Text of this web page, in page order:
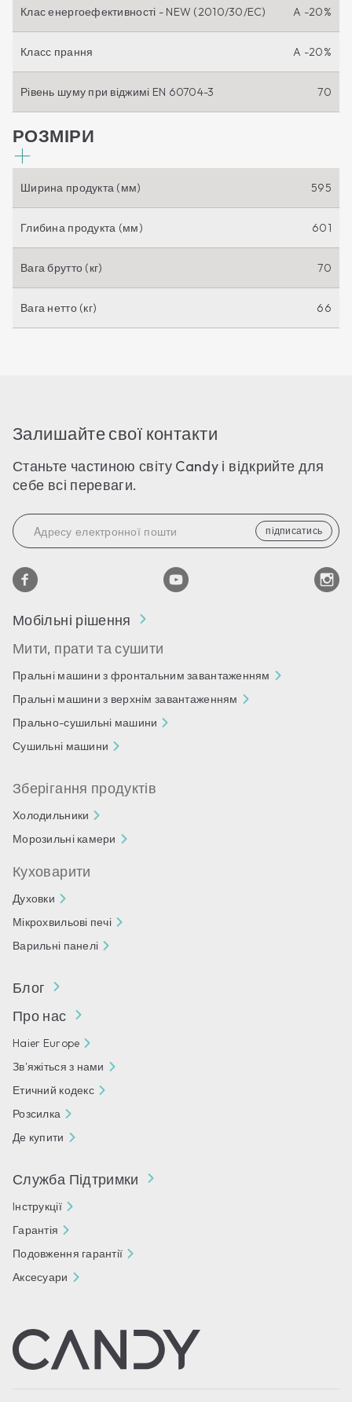
Клас енергоефективності - NEW (2010/30/EC) A -20%
Класс прання A -20%
Рівень шуму при віджимі EN 60704-3 70
РОЗМІРИ
Ширина продукта (мм) 595
Глибина продукта (мм) 601
Вага брутто (кг) 70
Вага нетто (кг) 66
Залишайте свої контакти
Станьте частиною світу Candy і відкрийте для
себе всі переваги.
підписатись
Мобільні рішення
Мити, прати та сушити
Пральні машини з фронтальним завантаженням
Пральні машини з верхнім завантаженням
Прально-сушильні машини
Сушильні машини
Зберігання продуктів
Холодильники
Морозильні камери
Куховарити
Духовки
Мікрохвильові печі
Варильні панелі
Блог
Про нас
Haier Europe
Зв'яжіться з нами
Етичний кодекс
Розсилка
Де купити
Служба Підтримки
Iнструкції
Гарантія
Подовження гарантії
Аксесуари